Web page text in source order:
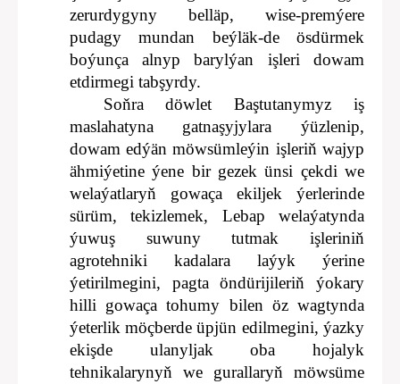
zerurdygyny belläp, wise-premýere
pudagy mundan beýläk-de ösdürmek
boýunça alnyp barylýan işleri dowam
etdirmegi tabşyrdy.
Soňra döwlet Baştutanymyz iş
maslahatyna gatnaşyjylara ýüzlenip,
dowam edýän möwsümleýin işleriň wajyp
ähmiýetine ýene bir gezek ünsi çekdi we
welaýatlaryň gowaça ekiljek ýerlerinde
sürüm, tekizlemek, Lebap welaýatynda
ýuwuş suwuny tutmak işleriniň
agrotehniki kadalara laýyk ýerine
ýetirilmegini, pagta öndürijileriň ýokary
hilli gowaça tohumy bilen öz wagtynda
ýeterlik möçberde üpjün edilmegini, ýazky
ekişde ulanyljak oba hojalyk
tehnikalarynyň we gurallaryň möwsüme